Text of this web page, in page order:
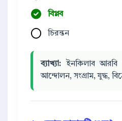
বিপ্লব
চিরন্তন
ব্যাখ্যা: ইনকিলাব আরবি
আন্দোলন, সংগ্রাম, যুদ্ধ,